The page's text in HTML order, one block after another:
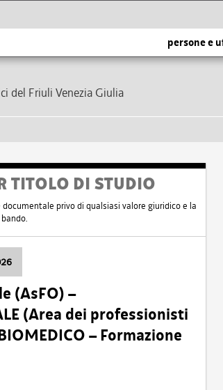
persone e
del Friuli Venezia Giulia
TITOLO DI STUDIO
privo di qualsiasi valore giuridico e la
(AsFO) –
(Area dei professionisti
– Formazione